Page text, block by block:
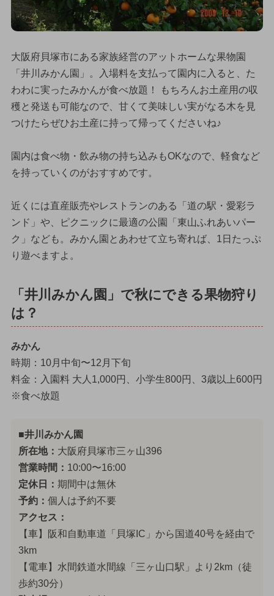
大阪府貝塚市にある家族経営のアットホームな果物園
「井川みかん園」。入場料を支払って園内に入ると、た
わわに実ったみかんが食べ放題！ もちろんお土産用の収
穫と発送も可能なので、甘くて美味しい実がなる木を見
つけたらぜひお土産に持って帰ってくださいね♪
園内は食べ物・飲み物の持ち込みもOKなので、軽食など
を持っていくのがおすすめです。
近くには直産販売やレストランのある「道の駅・愛彩ラ
ンド」や、ピクニックに最適の公園「東山ふれあいパー
ク」なども。みかん園とあわせて立ち寄れば、1日たっぷ
り遊べますよ。
「井川みかん園」で秋にできる果物狩り
は？
みかん
時期：10月中旬〜12月下旬
料金：入園料 大人1,000円、小学生800円、3歳以上600円
※食べ放題
■井川みかん園
所在地： 大阪府貝塚市三ヶ山396
営業時間： 10:00〜16:00
定休日： 期間中は無休
予約： 個人は予約不要
アクセス：
【車】阪和自動車道「貝塚IC」から国道40号を経由で
3km
【電車】水間鉄道水間線「三ヶ山口駅」より2km（徒
歩約30分）